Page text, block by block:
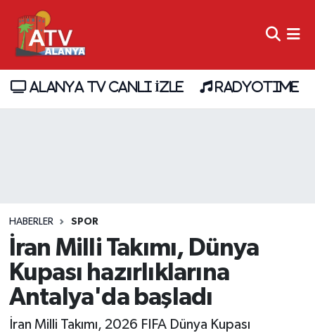
ALANYA TV CANLI İZLE RADYOTIME
HABERLER SPOR
İran Milli Takımı, Dünya
Kupası hazırlıklarına
Antalya'da başladı
İran Milli Takımı, 2026 FIFA Dünya Kupası